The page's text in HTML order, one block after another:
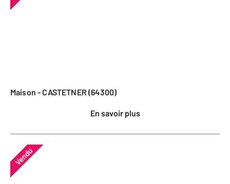
Maison - CASTETNER (64300)
En savoir plus
Vendu